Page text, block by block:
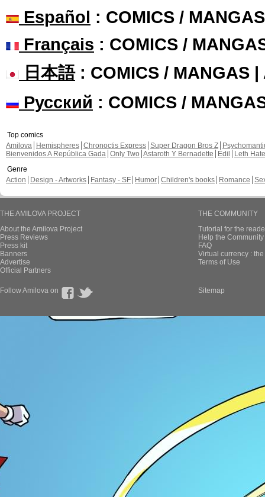
Español : COMICS /
Français : COMICS /
日本語: COMICS / MANGAS |
Русский : COMICS /
Top comics
Amilova
Hemispheres Chronoctis Express Super Dragon Bros Z
Bienvenidos A República Gada Only Two Astaroth Y Bernadette Edil
Leth Hate
Genre
Action
Design - Artworks Fantasy - SF Humor Children's books Romance
THE AMILOVA PROJECT
About the Amilova Project
Press Reviews
Press kit
Banners
Advertise
Official Partners
THE COMMUNITY
Tutorial for the
Help the
FAQ
Virtual currency :
Terms of Use
Follow Amilova on Sitemap